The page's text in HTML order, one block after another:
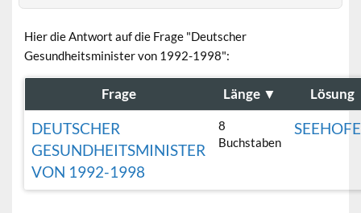
Hier die Antwort auf die Frage "Deutscher
Gesundheitsminister von 1992-1998":
Frage Länge ▼ Lösung
DEUTSCHER
GESUNDHEITSMINISTER
VON 1992-1998
8
Buchstaben